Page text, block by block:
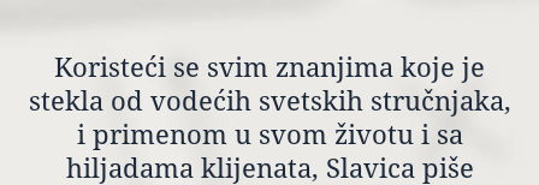
Koristeći se svim znanjima koje je
stekla od vodećih svetskih stručnjaka,
i primenom u svom životu i sa
hiljadama klijenata, Slavica piše